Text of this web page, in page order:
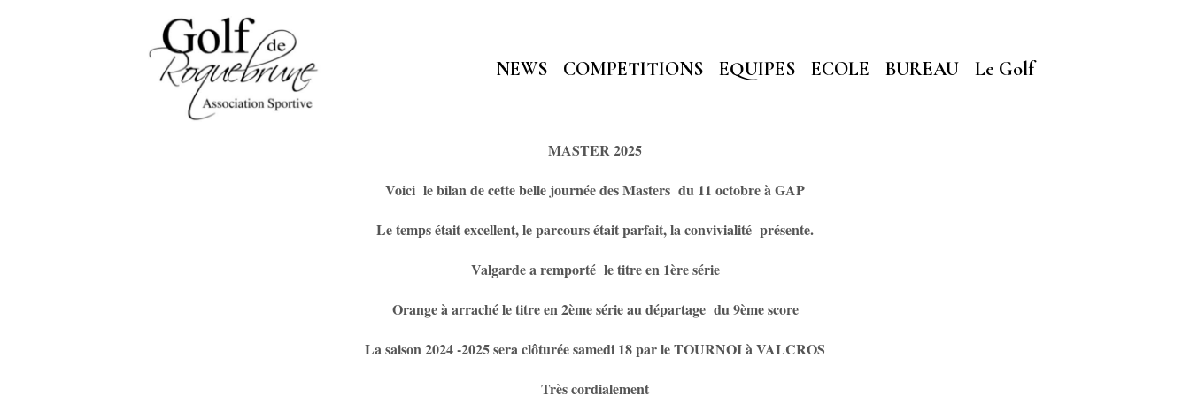
NEWS COMPETITIONS EQUIPES ECOLE BUREAU Le Golf
MASTER 2025
Voici le bilan de cette belle journée des Masters du 11 octobre à GAP
Le temps était excellent, le parcours était parfait, la convivialité présente.
Valgardea remporté le titre en 1ère série
Orangeà arraché le titre en 2ème série au départage du 9ème score
La saison 2024 -2025 sera clôturée samedi 18 par le TOURNOI à VALCROS
Très cordialement